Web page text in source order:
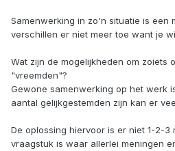
Samenwerking in zo'n situatie is een
verschillen er niet meer toe want je
Wat zijn de mogelijkheden om zoiets
"vreemden"?
Gewone samenwerking op het werk
aantal gelijkgestemden zijn kan er
De oplossing hiervoor is er niet 1-2-3
vraagstuk is waar allerlei meningen